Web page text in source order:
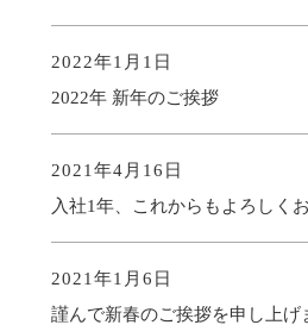
2022年1月1日
2022年 新年のご挨拶
2021年4月16日
入社1年、これからもよろしく
2021年1月6日
謹んで新春のご挨拶を申し上げ